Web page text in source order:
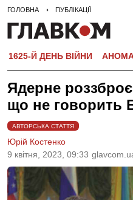
ГОЛОВНА ПУБЛІКАЦІЇ
1625-Й ДЕНЬ ВІЙНИ
Ядерне
що не говорить
АВТОРСЬКА СТАТТЯ
9 квiтня, 2023, 09:33
Юрій Костенко